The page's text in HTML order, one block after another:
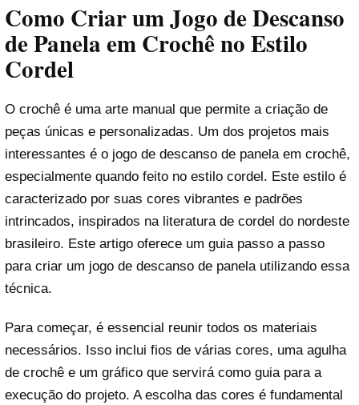
Como Criar um Jogo de Descanso
de Panela em Crochê no Estilo
Cordel
O crochê é uma arte manual que permite a criação de
peças únicas e personalizadas. Um dos projetos mais
interessantes é o jogo de descanso de panela em crochê,
especialmente quando feito no estilo cordel. Este estilo é
caracterizado por suas cores vibrantes e padrões
intrincados, inspirados na literatura de cordel do nordeste
brasileiro. Este artigo oferece um guia passo a passo
para criar um jogo de descanso de panela utilizando essa
técnica.
Para começar, é essencial reunir todos os materiais
necessários. Isso inclui fios de várias cores, uma agulha
de crochê e um gráfico que servirá como guia para a
execução do projeto. A escolha das cores é fundamental